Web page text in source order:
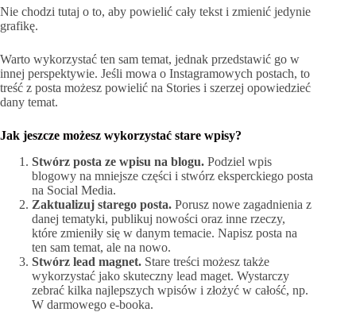
Nie chodzi tutaj o to, aby powielić cały tekst i zmienić jedynie
grafikę.
Warto wykorzystać ten sam temat, jednak przedstawić go w
innej perspektywie. Jeśli mowa o Instagramowych postach, to
treść z posta możesz powielić na Stories i szerzej opowiedzieć
dany temat.
Jak jeszcze możesz wykorzystać stare wpisy?
Stwórz posta ze wpisu na blogu. Podziel wpis
blogowy na mniejsze części i stwórz eksperckiego posta
na Social Media.
Zaktualizuj starego posta. Porusz nowe zagadnienia z
danej tematyki, publikuj nowości oraz inne rzeczy,
które zmieniły się w danym temacie. Napisz posta na
ten sam temat, ale na nowo.
Stwórz lead magnet. Stare treści możesz także
wykorzystać jako skuteczny lead maget. Wystarczy
zebrać kilka najlepszych wpisów i złożyć w całość, np.
W darmowego e-booka.